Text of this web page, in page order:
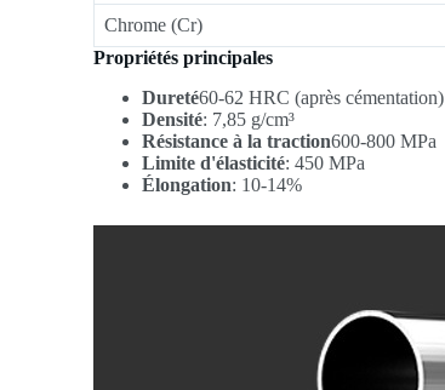
Chrome (Cr)
Propriétés principales
Dureté60-62 HRC (après cémentation)
Densité: 7,85 g/cm³
Résistance à la traction600-800 MPa
Limite d'élasticité: 450 MPa
Élongation: 10-14%